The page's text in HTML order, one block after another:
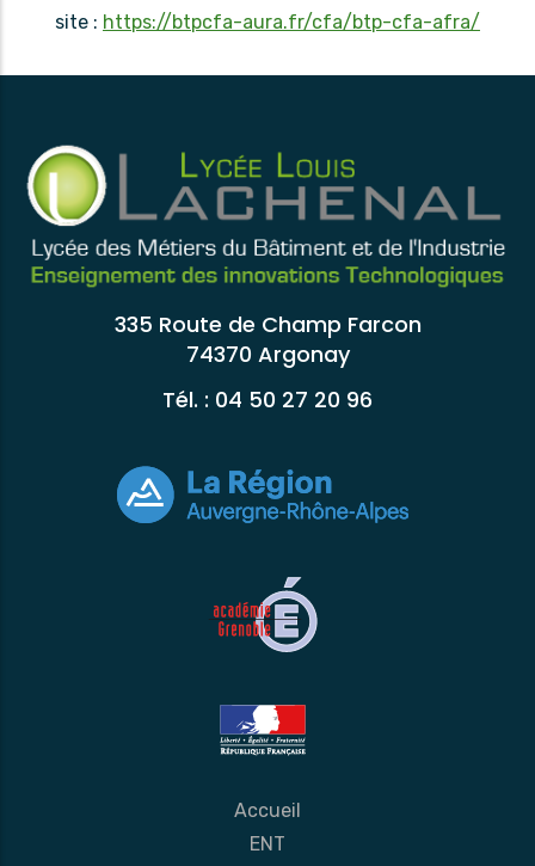
site : https://btpcfa-aura.fr/cfa/btp-cfa-afra/
335 Route de Champ Farcon
74370 Argonay
Tél. : 04 50 27 20 96
Accueil
ENT